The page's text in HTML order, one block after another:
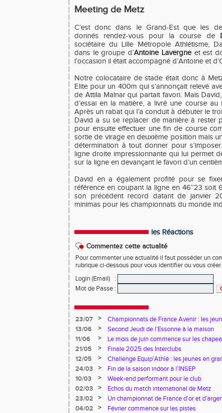
Meeting de Metz
C’est donc dans le Grand-Est que les
donnés rendez-vous pour la course de
sociétaire du Lille Métropole Athlétisme,
dans le groupe d’Antoine Lavergneet est
l’occasion il était accompagné d’Antoine et
Notre colocataire de stade était donc à
Elite pour un 400m qui s’annonçait relevé
de Attila Malnar qui partait favori. Mais
d’essai en la matière, a livré une course au
Après un rabat qui l’a conduit à débuter le
David a su se replacer de manière à rester
pour ensuite effectuer une fin de course
sortie de virage en deuxième position mais
détermination à tout donner pour
ligne droite impressionnante qui lui permet
sur la ligne en devançant le favori d’un
David en a également profité pour se
référence en coupant la ligne en 46’’23 soit
son précédent record datant de janvier
minimas pour les championnats du monde
les Réactions
Commentez cette actualité
Pour commenter une actualité il faut posséder un
rubrique ci-dessous pour vous identifier ou vous
Login (Email)
:
Mot de Passe :
23/07 >
Championnats de France Avenir : les
13/06
>
Second Jeudi de l’Essonne à la maison
11/06
>
Le mois de juin commence sur les
21/05
>
Finale 2025 des Interclubs
12/05
>
Challenge Equip’Athlé : les jeunes en
24/03
>
Fin de la saison indoor à l’INSEP
10/03
>
Week-end performant pour le club
02/03
>
Echos du match international de Metz
23/02
>
Un championnat de France d’or et
04/02
>
Février commence sur les pistes